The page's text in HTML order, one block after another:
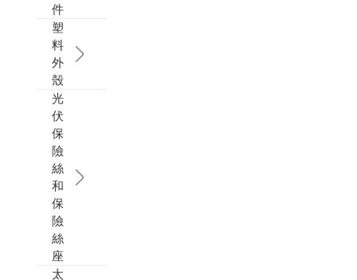
件
塑
料
外
殼
光
伏
保
險
絲
和
保
險
絲
座
太